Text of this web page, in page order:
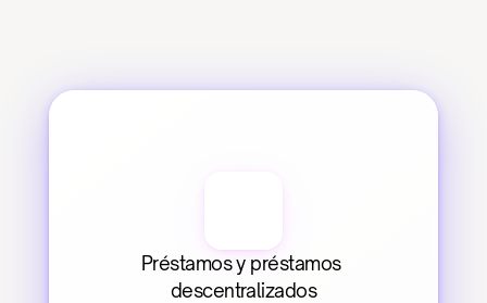
Préstamos y préstamos
descentralizados